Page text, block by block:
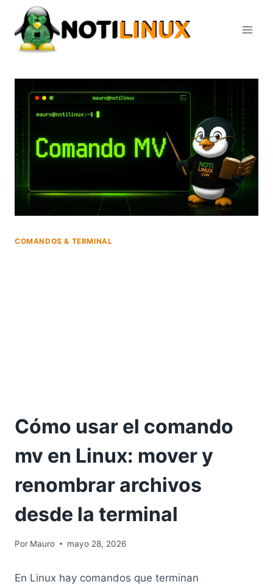
Saltar
contenido
COMANDOS & TERMINAL
Cómo usar el comando
mv en Linux: mover y
renombrar archivos
desde la terminal
Por Mauro mayo 28, 2026
En Linux hay comandos que terminan